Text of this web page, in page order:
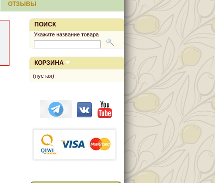
ОТЗЫВЫ
ПОИСК
Укажите название товара
КОРЗИНА
(пустая)